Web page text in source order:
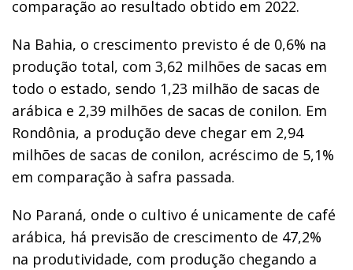
comparação ao resultado obtido em 2022.
Na Bahia, o crescimento previsto é de 0,6% na
produção total, com 3,62 milhões de sacas em
todo o estado, sendo 1,23 milhão de sacas de
arábica e 2,39 milhões de sacas de conilon. Em
Rondônia, a produção deve chegar em 2,94
milhões de sacas de conilon, acréscimo de 5,1%
em comparação à safra passada.
No Paraná, onde o cultivo é unicamente de café
arábica, há previsão de crescimento de 47,2%
na produtividade, com produção chegando a